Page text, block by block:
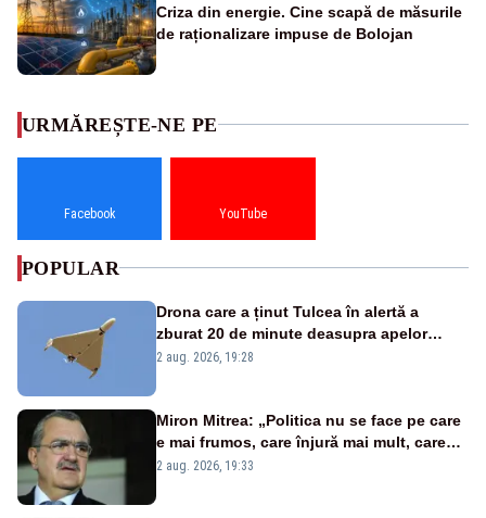
Criza din energie. Cine scapă de măsurile
de raționalizare impuse de Bolojan
URMĂREȘTE-NE PE
Facebook YouTube
POPULAR
Drona care a ținut Tulcea în alertă a
zburat 20 de minute deasupra apelor
României. Au fost ridicate două F-16
2 aug. 2026, 19:28
Miron Mitrea: „Politica nu se face pe care
e mai frumos, care înjură mai mult, care
țipă mai tare, ci pe proiecte”
2 aug. 2026, 19:33